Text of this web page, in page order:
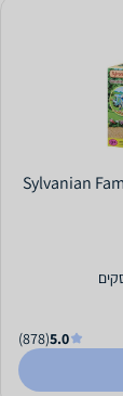
Sylvanian
5.0
(878)